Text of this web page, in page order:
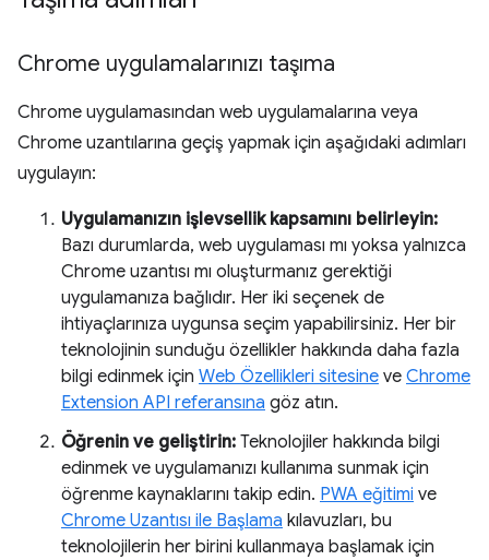
Chrome uygulamalarınızı taşıma
Chrome uygulamasından web uygulamalarına veya
Chrome uzantılarına geçiş yapmak için aşağıdaki adımları
uygulayın:
Uygulamanızın işlevsellik kapsamını belirleyin:
Bazı durumlarda, web uygulaması mı yoksa yalnızca
Chrome uzantısı mı oluşturmanız gerektiği
uygulamanıza bağlıdır. Her iki seçenek de
ihtiyaçlarınıza uygunsa seçim yapabilirsiniz. Her bir
teknolojinin sunduğu özellikler hakkında daha fazla
bilgi edinmek için Web Özellikleri sitesine ve Chrome
Extension API referansına göz atın.
Öğrenin ve geliştirin: Teknolojiler hakkında bilgi
edinmek ve uygulamanızı kullanıma sunmak için
öğrenme kaynaklarını takip edin. PWA eğitimi ve
Chrome Uzantısı ile Başlama kılavuzları, bu
teknolojilerin her birini kullanmaya başlamak için